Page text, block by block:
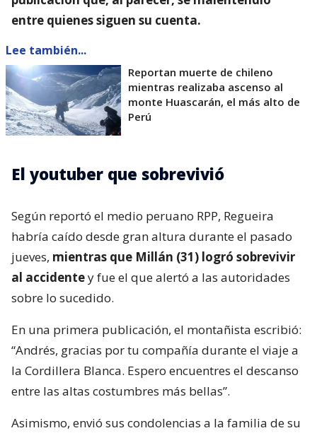
entre quienes siguen su cuenta.
Lee también...
Reportan muerte de chileno
mientras realizaba ascenso al
monte Huascarán, el más alto de
Perú
El youtuber que sobrevivió
Según reportó el medio peruano RPP, Regueira
habría caído desde gran altura durante el pasado
jueves, mientras que Millán (31) logró sobrevivir
al accidentey fue el que alertó a las autoridades
sobre lo sucedido.
En una primera publicación, el montañista escribió:
“Andrés, gracias por tu compañía durante el viaje a
la Cordillera Blanca. Espero encuentres el descanso
entre las altas costumbres más bellas”.
Asimismo, envió sus condolencias a la familia de su